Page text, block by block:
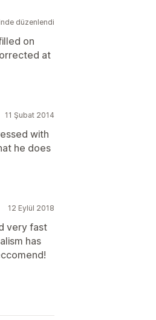
düzenlendi
on
at
11 Şubat 2014
with
he does
12 Eylül 2018
very fast
has